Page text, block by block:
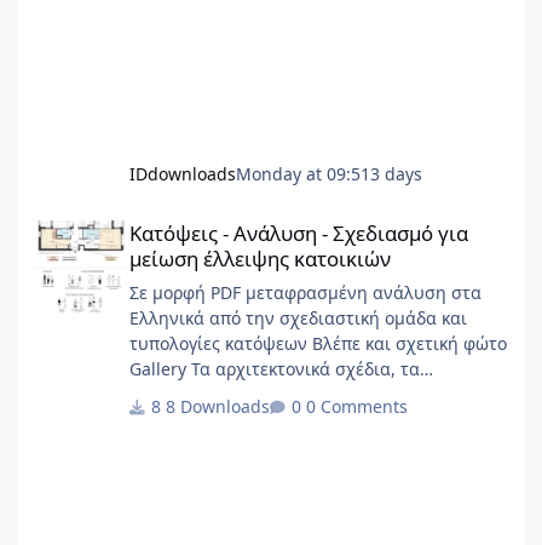
IDdownloadsMonday at 09:513 days
Κατόψεις - Ανάλυση - Σχεδιασμό για
μείωση έλλειψης κατοικιών
Σε μορφή PDF μεταφρασμένη ανάλυση στα
Ελληνικά από την σχεδιαστική ομάδα και
τυπολογίες κατόψεων Βλέπε και σχετική φώτο
Gallery Τα αρχιτεκτονικά σχέδια, τα
ερευνητικό περιεχόμενο και οι αρχές
8 Downloads 0 Comments